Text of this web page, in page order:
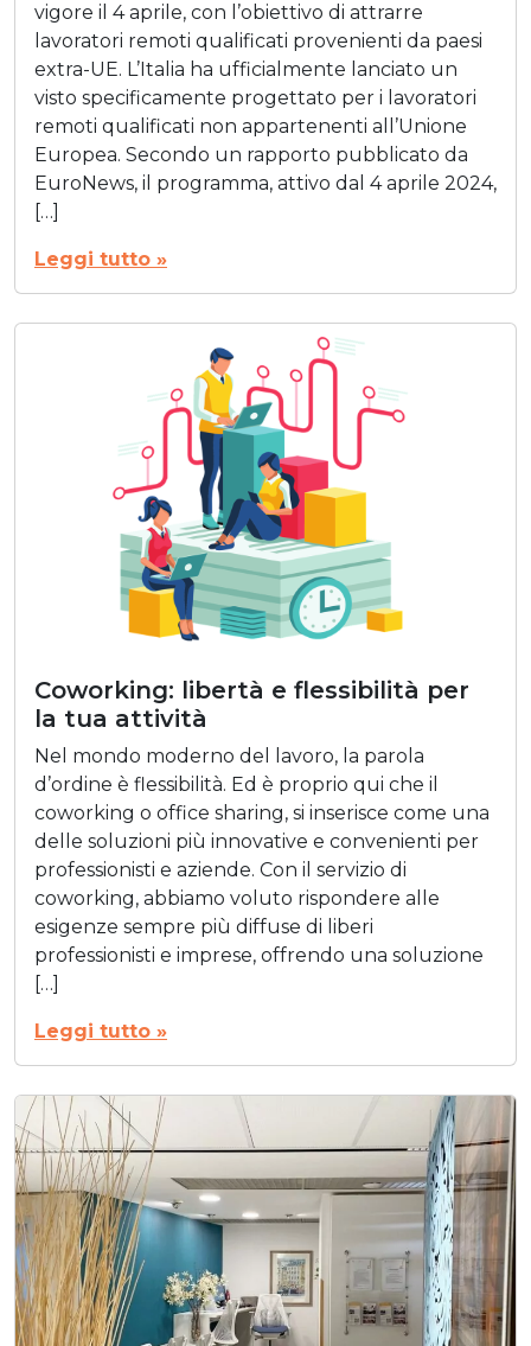
vigore il 4 aprile, con l’obiettivo di attrarre
lavoratori remoti qualificati provenienti da paesi
extra-UE. L’Italia ha ufficialmente lanciato un
visto specificamente progettato per i lavoratori
remoti qualificati non appartenenti all’Unione
Europea. Secondo un rapporto pubblicato da
EuroNews, il programma, attivo dal 4 aprile 2024,
[…]
Leggi tutto »
Coworking: libertà e flessibilità per
la tua attività
Nel mondo moderno del lavoro, la parola
d’ordine è flessibilità. Ed è proprio qui che il
coworking o office sharing, si inserisce come una
delle soluzioni più innovative e convenienti per
professionisti e aziende. Con il servizio di
coworking, abbiamo voluto rispondere alle
esigenze sempre più diffuse di liberi
professionisti e imprese, offrendo una soluzione
[…]
Leggi tutto »